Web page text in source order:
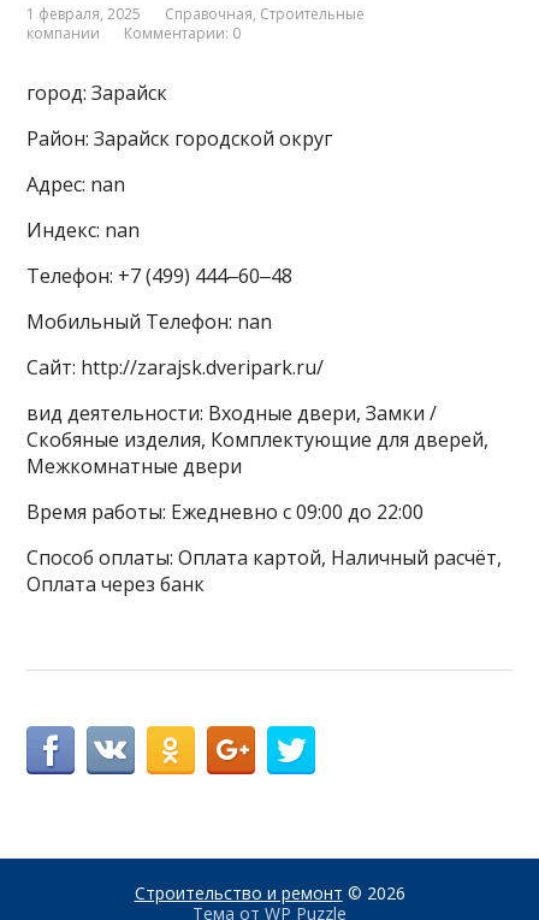
1 февраля, 2025 Справочная, Строительные
компании
Комментарии: 0
город: Зарайск
Район: Зарайск городской округ
Адрес: nan
Индекс: nan
Телефон: +7 (499) 444‒60‒48
Мобильный Телефон: nan
Сайт: http://zarajsk.dveripark.ru/
вид деятельности: Входные двери, Замки /
Скобяные изделия, Комплектующие для дверей,
Межкомнатные двери
Время работы: Ежедневно с 09:00 до 22:00
Способ оплаты: Оплата картой, Наличный расчёт,
Оплата через банк
Строительство и ремонт © 2026
Тема от WP Puzzle